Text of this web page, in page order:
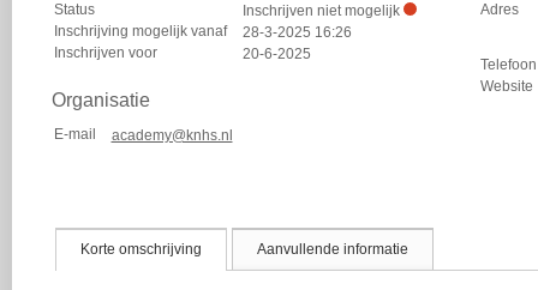
Status
Inschrijven niet mogelijk
Inschrijving mogelijk vanaf
28-3-2025 16:26
Inschrijven voor
20-6-2025
Organisatie
E-mail academy@knhs.nl
Adres
Telefoon
Website
Korte omschrijving Aanvullende informatie